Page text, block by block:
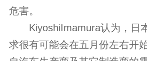
危害。
KiyoshiImamura认为，日
求很有可能会在五月份左右开